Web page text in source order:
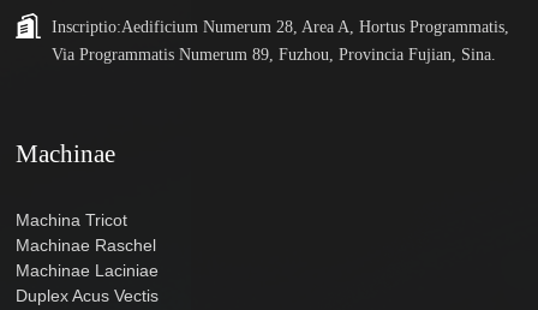
Inscriptio:Aedificium Numerum 28, Area A, Hortus Programmatis,
Via Programmatis Numerum 89, Fuzhou, Provincia Fujian, Sina.
Machinae
Machina Tricot
Machinae Raschel
Machinae Laciniae
Duplex Acus Vectis